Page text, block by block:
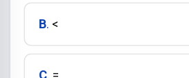
B. <
C. =